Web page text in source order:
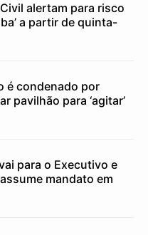
alertam para risco
a partir de quinta-
é condenado por
pavilhão para ‘agitar’
para o Executivo e
mandato em